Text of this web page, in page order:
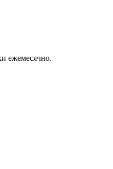
ежемесячно.